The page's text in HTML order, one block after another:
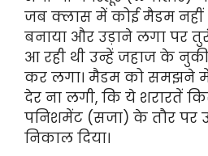
जब क्लास में कोई मैडम नहीं
बनाया और उड़ाने लगा पर
आ रही थी उन्हें जहाज के
कर लगा। मैडम को समझने
देर ना लगी, कि ये शरारतें
पनिशमेंट (सजा) के तौर पर
निकाल दिया।